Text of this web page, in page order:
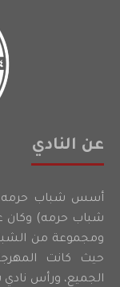
عن النادي
شباب حرمه) وكان
ومجموعة من
حيث كانت
الجميع، ورأس